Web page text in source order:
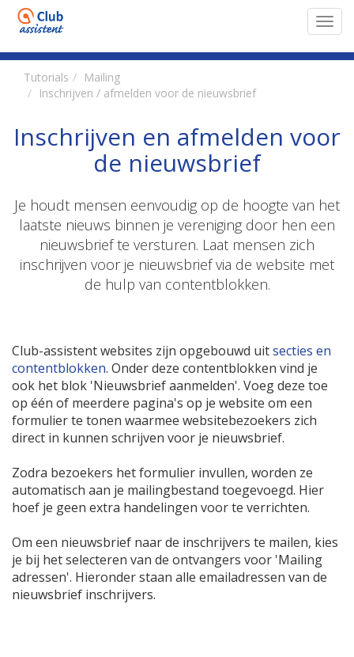
Tutorials
Mailing
Inschrijven / afmelden voor de nieuwsbrief
Inschrijven en afmelden voor
de nieuwsbrief
Je houdt mensen eenvoudig op de hoogte van het
laatste nieuws binnen je vereniging door hen een
nieuwsbrief te versturen. Laat mensen zich
inschrijven voor je nieuwsbrief via de website met
de hulp van contentblokken.
Club-assistent websites zijn opgebouwd uitsecties en
contentblokken. Onder deze contentblokken vind je
ook het blok 'Nieuwsbrief aanmelden'. Voeg deze toe
op één of meerdere pagina's op je website om een
formulier te tonen waarmee websitebezoekers zich
direct in kunnen schrijven voor je nieuwsbrief.
Zodra bezoekers het formulier invullen, worden ze
automatisch aan je mailingbestand toegevoegd. Hier
hoef je geen extra handelingen voor te verrichten.
Om een nieuwsbrief naar de inschrijvers te mailen, kies
je bij het selecteren van de ontvangers voor 'Mailing
adressen'. Hieronder staan alle emailadressen van de
nieuwsbrief inschrijvers.